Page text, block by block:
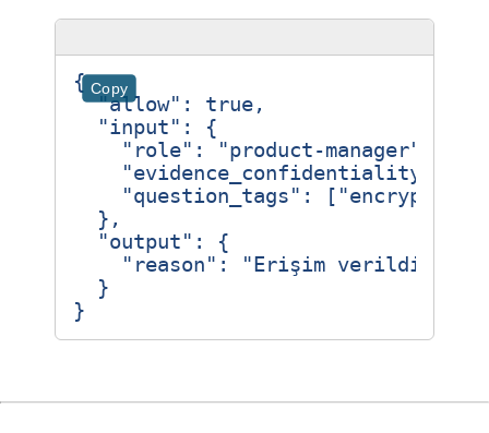
Copy
{
"allow" : true,
"input" :
{
"role" : "product-manager"
"evidence_confidentiality"
"question_tags" : [ "encryption"
},
"output" :
{
"reason" :
"Erişim verildi: rol
}
}